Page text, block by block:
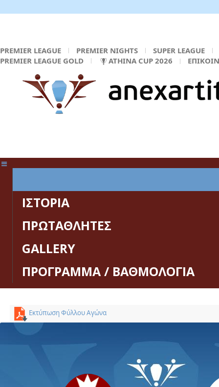
PREMIER LEAGUE PREMIER NIGHTS
SUPER LEAGUE
PREMIER LEAGUE GOLD
ATHINA CUP 2026
ΙΣΤΟΡΙΑ
ΠΡΩΤΑΘΛΗΤΕΣ
GALLERY
ΠΡΟΓΡΑΜΜΑ / ΒΑΘΜΟΛΟΓΙΑ
Εκτύπωση Φύλλου Αγώνα